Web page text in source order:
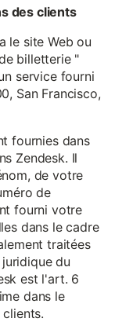
des clients
le site Web ou
billetterie "
service fourni
San Francisco,
fournies dans
Zendesk. Il
de votre
de
fourni votre
dans le cadre
traitées
du
est l'art. 6
dans le